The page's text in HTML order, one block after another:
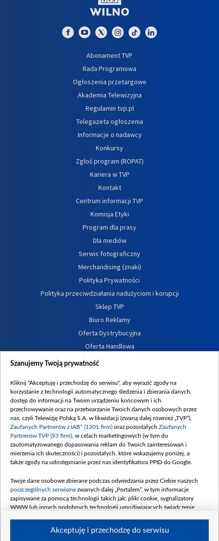
Abonament TVP
Rada Programowa
Ogłoszenia przetargowe
Akademia Telewizyjna
Regulamin tvp.pl
Telegazeta ogłoszenia
Informacje o nadawcy
Konkursy
Zgłoś program (ROPAT)
Kariera w TVP
Kontakt
Centrum informacji TVP
Komisja Etyki
Program dla prasy
Dla mediów
Serwis fotograficzny
Merchandising (znaki)
Polityka Prywatności
Polityka przeciwdziałania nadużyciom i korupcji
Sklep TVP
Biuro Reklamy
Oferta Dystrybucyjna
Oferta Handlowa
Dostępność
Procedura zgłoszeń wewnętrznych
Szanujemy Twoją prywatność
Kliknij "Akceptuję i przechodzę do serwisu", aby wyrazić zgody na
korzystanie z technologii automatycznego śledzenia i zbierania danych,
dostęp do informacji na Twoim urządzeniu końcowym i ich
przechowywanie oraz na przetwarzanie Twoich danych osobowych przez
nas, czyli Telewizję Polską S.A. w likwidacji (zwaną dalej również „TVP”),
Zaufanych Partnerów z IAB* (1201 firm) oraz pozostałych Zaufanych
Partnerów TVP (93 firm) , w celach marketingowych (w tym do
zautomatyzowanego dopasowania reklam do Twoich zainteresowań i
mierzenia ich skuteczności) i pozostałych, które wskazujemy poniżej, a
także zgody na udostępnianie przez nas identyfikatora PPID do Google.
Twoje dane osobowe zbierane podczas odwiedzania przez Ciebie naszych
poszczególnych serwisów zwanych dalej „Portalem”, w tym informacje
zapisywane za pomocą technologii takich jak: pliki cookie, sygnalizatory
WWW lub innych podobnych technologii umożliwiających świadczenie
Akceptuję i przechodzę do serwisu